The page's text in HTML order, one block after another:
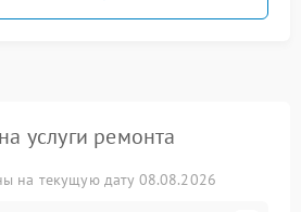
услуги ремонта
на текущую дату 08.08.2026